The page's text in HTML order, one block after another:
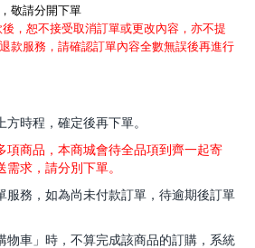
敬請分開下單
，恕不接受取消訂單或更改內容，亦不提
款服務，請確認訂單內容全數無誤後再進行
時程，確定後再下單。
項商品，本商城會待全品項到齊一起寄
求，請分別下單。
服務，如為尚未付款訂單，待逾期後訂單
物車」時，不算完成該商品的訂購，系統